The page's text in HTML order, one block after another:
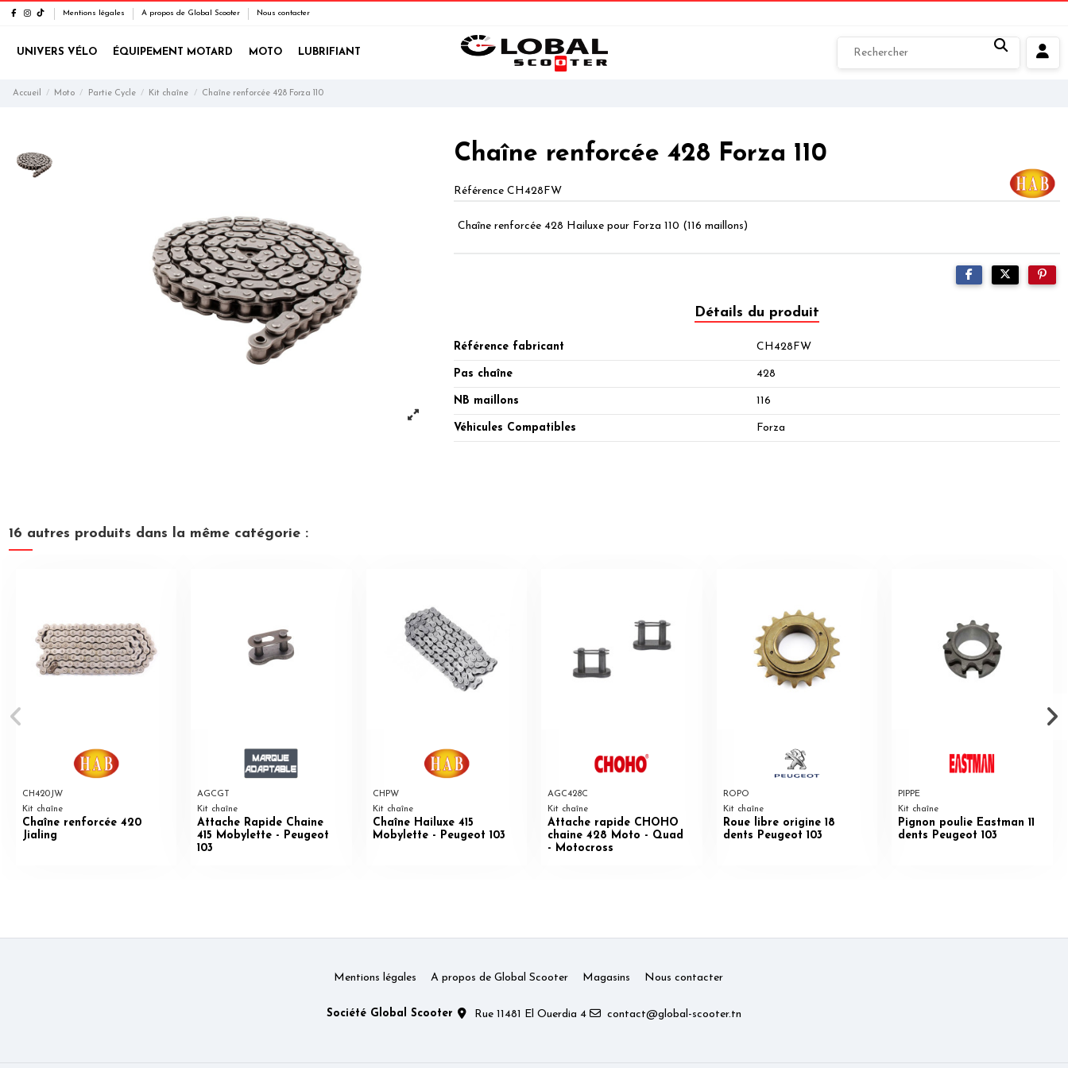
Mentions légales A propos de Global Scooter Nous contacter
UNIVERS VÉLO ÉQUIPEMENT MOTARD MOTO LUBRIFIANT
Accueil Moto Partie Cycle Kit chaîne Chaîne renforcée 428 Forza 110
Chaîne renforcée 428 Forza 110
Référence CH428FW
Chaîne renforcée 428 Hailuxe pour Forza 110 (116 maillons)
Détails du produit
Référence fabricant CH428FW
Pas chaîne 428
NB maillons 116
Véhicules Compatibles Forza
16 autres produits dans la même catégorie :
CH420JW
Kit chaîne
Chaîne renforcée 420
Jialing
AGCGT
Kit chaîne
Attache Rapide Chaine
415 Mobylette - Peugeot
103
CHPW
Kit chaîne
Chaîne Hailuxe 415
Mobylette - Peugeot 103
AGC428C
Kit chaîne
Attache rapide CHOHO
chaine 428 Moto - Quad
- Motocross
ROPO
Kit chaîne
Roue libre origine 18
dents Peugeot 103
PIPPE
Kit chaîne
Pignon poulie Eastman 11
dents Peugeot 103
Mentions légales A propos de Global Scooter Magasins Nous contacter
Société Global Scooter Rue 11481 El Ouerdia 4 contact@global-scooter.tn